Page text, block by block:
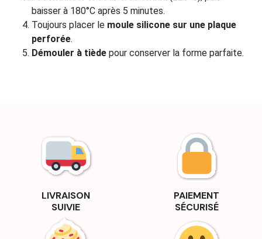
baisser à 180°C après 5 minutes.
Toujours placer le moule silicone sur une plaque
perforée.
Démouler à tiède pour conserver la forme parfaite.
LIVRAISON
SUIVIE
PAIEMENT
SÉCURISÉ